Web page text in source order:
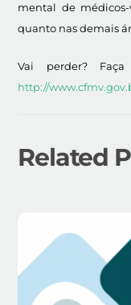
mental de
quanto nas demais
Vai perder? Faça
http://
Related